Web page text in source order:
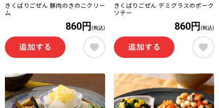
きくばりごぜん 豚肉のきのこクリー
ム
860円 (税込)
きくばりごぜん デミグラスのポーク
ソテー
860円 (税込)